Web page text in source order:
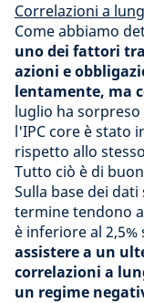
Correlazioni a
Come abbiamo
uno dei fattori
azioni e
lentamente, ma
luglio ha sorpreso
l'IPC core è stato
rispetto allo
Tutto ciò è di
Sulla base dei
termine tendono
è inferiore al 2,5%
assistere a un
correlazioni a
un regime